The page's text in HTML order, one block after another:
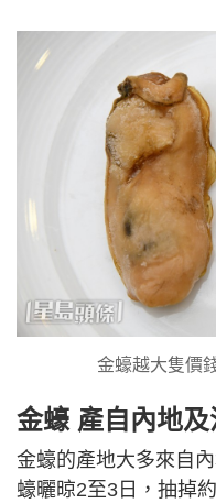
金蠔越大隻價
金蠔 產自內地及
金蠔的產地大多來自
蠔曬晾2至3日，抽掉